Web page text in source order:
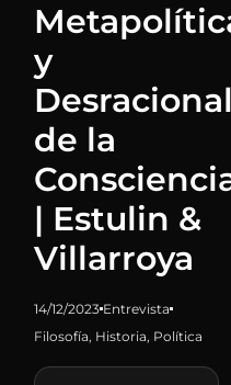
y
de la
| Estulin &
Villarroya
14/12/2023 Entrevista
Filosofía, Historia, Política